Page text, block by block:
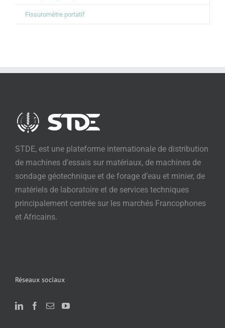
Fissuromètre portatif
STDE, est une plateforme internationale de distribution
de machines d’essais sur matériaux, de machines de
sondage géotechnique et de forage d’eau et minier, de
matériels de laboratoire et de services techniques
principalement centrée sur les marchés Francophones
et Africains.
Réseaux sociaux